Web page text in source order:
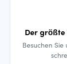
Der größte
Besuchen